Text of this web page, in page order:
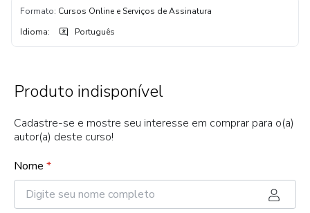
Formato: Cursos Online e Serviços de Assinatura
Idioma: Português
Produto indisponível
Cadastre-se e mostre seu interesse em comprar para o(a)
autor(a) deste curso!
Nome *